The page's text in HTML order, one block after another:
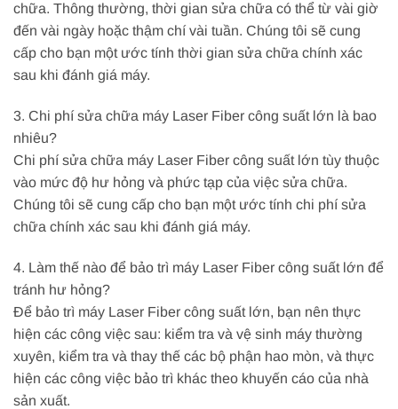
chữa. Thông thường, thời gian sửa chữa có thể từ vài giờ
đến vài ngày hoặc thậm chí vài tuần. Chúng tôi sẽ cung
cấp cho bạn một ước tính thời gian sửa chữa chính xác
sau khi đánh giá máy.
3. Chi phí sửa chữa máy Laser Fiber công suất lớn là bao
nhiêu?
Chi phí sửa chữa máy Laser Fiber công suất lớn tùy thuộc
vào mức độ hư hỏng và phức tạp của việc sửa chữa.
Chúng tôi sẽ cung cấp cho bạn một ước tính chi phí sửa
chữa chính xác sau khi đánh giá máy.
4. Làm thế nào để bảo trì máy Laser Fiber công suất lớn để
tránh hư hỏng?
Để bảo trì máy Laser Fiber công suất lớn, bạn nên thực
hiện các công việc sau: kiểm tra và vệ sinh máy thường
xuyên, kiểm tra và thay thế các bộ phận hao mòn, và thực
hiện các công việc bảo trì khác theo khuyến cáo của nhà
sản xuất.